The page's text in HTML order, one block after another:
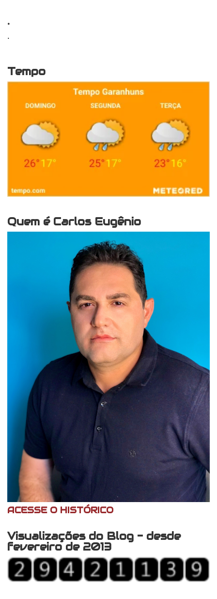
.
.
Tempo
Quem é Carlos Eugênio
ACESSE O HISTÓRICO
Visualizações do Blog - desde
fevereiro de 2013